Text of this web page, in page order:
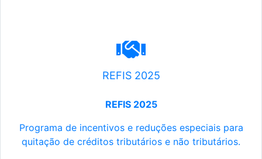
REFIS 2025
REFIS 2025
Programa de incentivos e reduções especiais para
quitação de créditos tributários e não tributários.